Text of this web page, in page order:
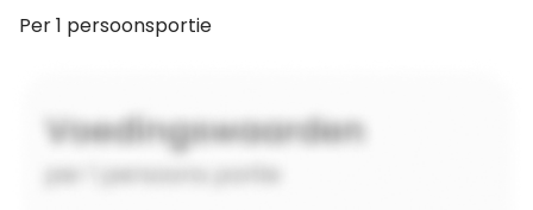
Per 1 persoonsportie